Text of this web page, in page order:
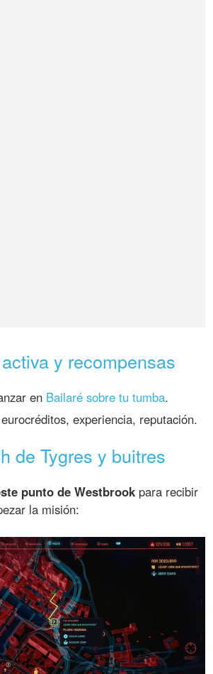
y recompensas
en Bailaré sobre tu tumba.
eurocréditos, experiencia, reputación.
de Tygres y buitres
punto de Westbrook para recibir
la misión: